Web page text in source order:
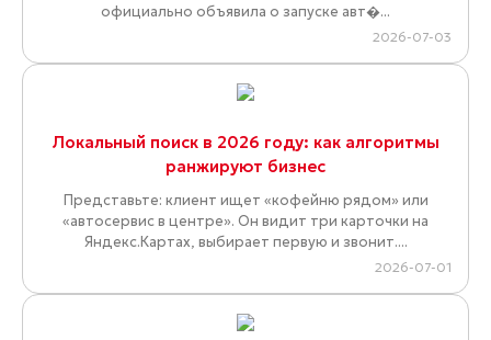
официально объявила о запуске авт�...
2026-07-03
Локальный поиск в 2026 году: как алгоритмы
ранжируют бизнес
Представьте: клиент ищет «кофейню рядом» или
«автосервис в центре». Он видит три карточки на
Яндекс.Картах, выбирает первую и звонит....
2026-07-01